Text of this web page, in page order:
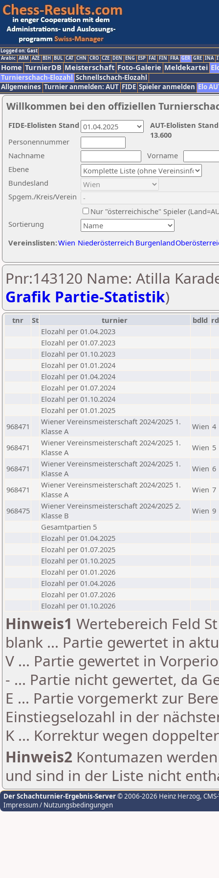
Logged on: Gast
Arabic ARM AZE BIH BUL CAT CHN CRO CZE DEN ENG ESP FAI FIN FRA GER GRE INA
Home TurnierDB Meisterschaft Foto-Galerie Meldekartei
Turnierschach-Elozahl Schnellschach-Elozahl
Allgemeines Turnier anmelden: AUT FIDE Spieler anmelden Elo
Willkommen bei den offiziellen
Nachname
Vorname
Ebene
Sortierung
Personennummer
Bundesland
Spgem./Kreis/Verein
Nur "österreichische" Spieler
Vereinslisten:Wien Niederösterreich Burgenland
AUT-Elolisten
13.600
FIDE-Elolisten Stand
Pnr:143120 Name: Atilla
Grafik Partie-Statistik)
tnr St turnier bdld rd
Elozahl per 01.04.2023
Elozahl per 01.07.2023
Elozahl per 01.10.2023
Elozahl per 01.01.2024
Elozahl per 01.04.2024
Elozahl per 01.07.2024
Elozahl per 01.10.2024
Elozahl per 01.01.2025
968471
Wiener Vereinsmeisterschaft 2024/2025 1.
Klasse A
Wien 4
968471
Wiener Vereinsmeisterschaft 2024/2025 1.
Klasse A
Wien 5
968471
Wiener Vereinsmeisterschaft 2024/2025 1.
Klasse A
Wien 6
968471
Wiener Vereinsmeisterschaft 2024/2025 1.
Klasse A
Wien 7
968475
Wiener Vereinsmeisterschaft 2024/2025 2.
Klasse B
Wien 9
Gesamtpartien 5
Elozahl per 01.04.2025
Elozahl per 01.07.2025
Elozahl per 01.10.2025
Elozahl per 01.01.2026
Elozahl per 01.04.2026
Elozahl per 01.07.2026
Elozahl per 01.10.2026
Hinweis1 Wertebereich Feld
blank ... Partie gewertet in
V ... Partie gewertet in
- ... Partie nicht gewertet, da
E ... Partie vorgemerkt zur
Einstiegselozahl in der
K ... Korrektur wegen
Hinweis2 Kontumazen
und sind in der Liste nicht
Der Schachturnier-Ergebnis-Server© 2006-2026 Heinz Herzog,
Impressum / Nutzungsbedingungen